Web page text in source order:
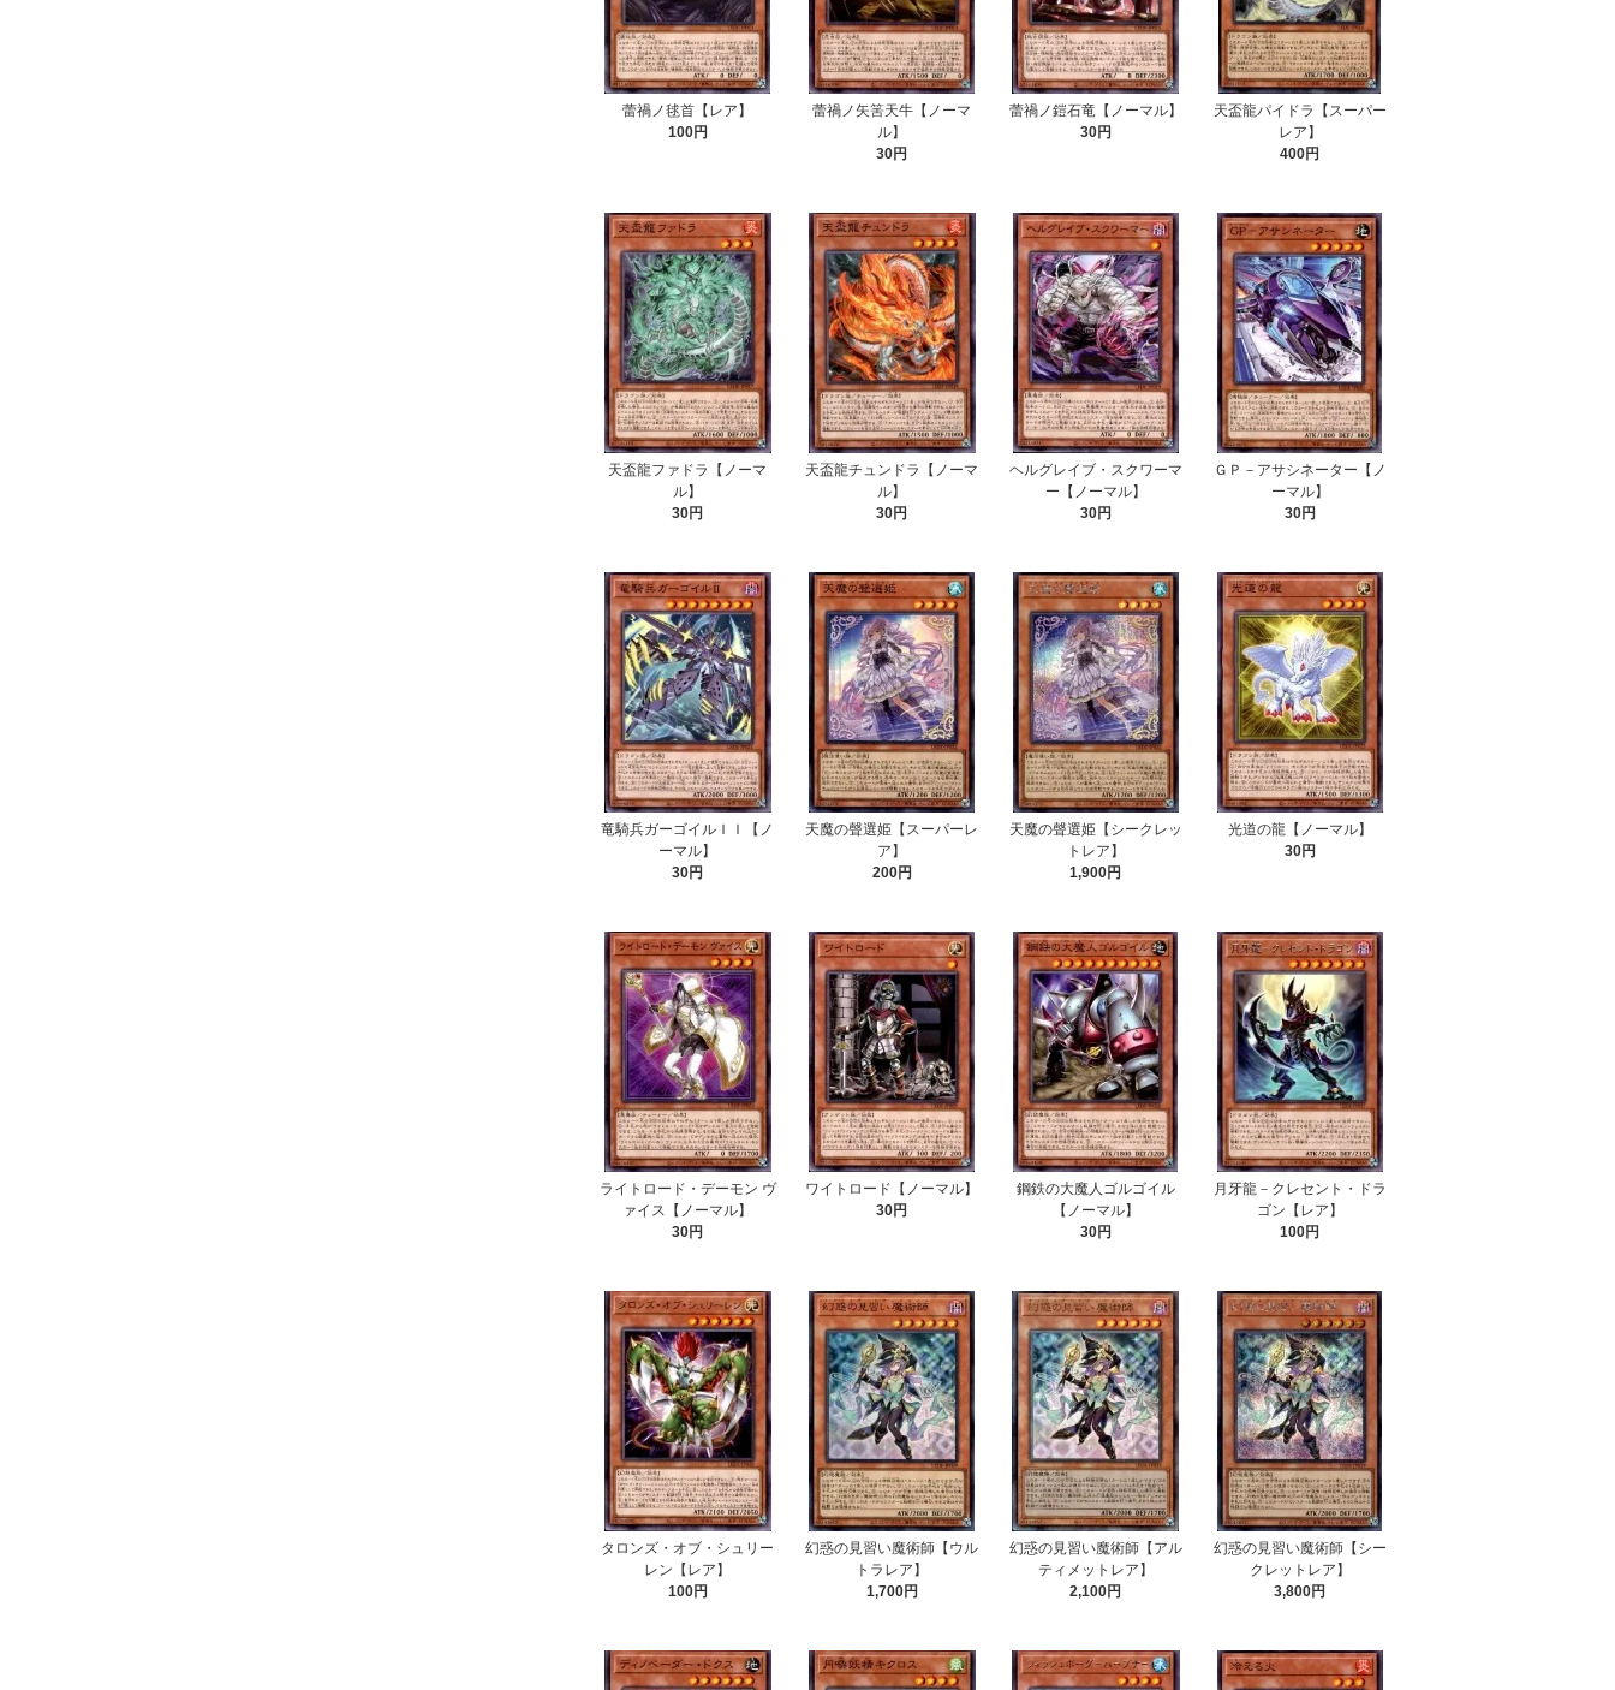
蕾禍ノ毬首【レア】
100円
蕾禍ノ矢筈天牛【ノーマ
ル】
30円
蕾禍ノ鎧石竜【ノーマル】
30円
天盃龍パイドラ【スーパー
レア】
400円
天盃龍ファドラ【ノーマ
ル】
30円
天盃龍チュンドラ【ノーマ
ル】
30円
ヘルグレイブ・スクワーマ
ー【ノーマル】
30円
ＧＰ－アサシネーター【ノ
ーマル】
30円
竜騎兵ガーゴイルＩＩ【ノ
ーマル】
30円
天魔の聲選姫【スーパーレ
ア】
200円
天魔の聲選姫【シークレッ
トレア】
1,900円
光道の龍【ノーマル】
30円
ライトロード・デーモン ヴ
ァイス【ノーマル】
30円
ワイトロード【ノーマル】
30円
鋼鉄の大魔人ゴルゴイル
【ノーマル】
30円
月牙龍－クレセント・ドラ
ゴン【レア】
100円
タロンズ・オブ・シュリー
レン【レア】
100円
幻惑の見習い魔術師【ウル
トラレア】
1,700円
幻惑の見習い魔術師【アル
ティメットレア】
2,100円
幻惑の見習い魔術師【シー
クレットレア】
3,800円